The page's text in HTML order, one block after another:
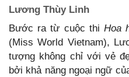
Lương Thùy Linh
Bước ra từ cuộc thi Hoa
(Miss World Vietnam),
tượng không chỉ với vẻ
bởi khả năng ngoại ngữ